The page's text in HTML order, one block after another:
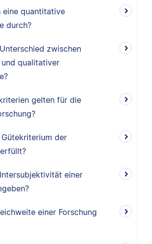
eine quantitative
durch?
zwischen
qualitativer
gelten für die
der
einer
einer Forschung